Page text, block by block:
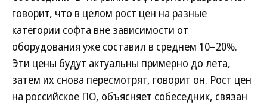
говорит, что в целом рост цен на разные
категории софта вне зависимости от
оборудования уже составил в среднем 10–20%.
Эти цены будут актуальны примерно до лета,
затем их снова пересмотрят, говорит он. Рост цен
на российское ПО, объясняет собеседник, связан